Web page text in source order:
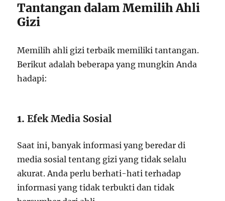
Tantangan dalam Memilih Ahli
Gizi
Memilih ahli gizi terbaik memiliki tantangan.
Berikut adalah beberapa yang mungkin Anda
hadapi:
1.Efek Media Sosial
Saat ini, banyak informasi yang beredar di
media sosial tentang gizi yang tidak selalu
akurat. Anda perlu berhati-hati terhadap
informasi yang tidak terbukti dan tidak